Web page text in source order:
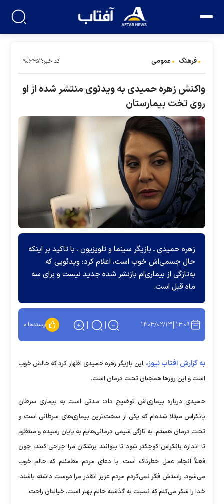
فرهنگ عمومی کد خبر:۹۰۶۴۵۲
واکنش زهره حمیدی به ویدئوی منتشر شده از او
روی تخت بیمارستان
زهره حمیدی ـ بازیگر سینما و تلویزیون ـ با تاکید بر اینکه
حال جسمی‌اش خوب است، اعلام کرد: ویدئویی که
به‌تازگی از بیماری‌ام بازنشر شده جدید نیست و برای سه
ماه قبل است.
۱۳:۰۹ ۱۴۰۳/۰۲/۱۳ پسندها:۰
به گزارش آفتاب نیوز، این بازیگر زهره حمیدی اظهار کرد که حالش خوب
است و این روز‌ها همچنان تحت درمان است.
حمیدی درباره بیماری‌اش توضیح داد: مدتی است به بیماری سرطان
پانکراس مبتلا شده‌ام که یکی از سخت‌ترین بیماری‌های سرطانی است و
تحت درمان هستم. به تازگی شیمی درمانی‌هایم به پایان رسیده و منتظرم
تا اندازه پانکراس کوچکتر شود تا بتوانند پزشکان مرا جراحی کنند، چون
فعلاً انجام عمل خطرناک است. با دعای مردم مطمئنم که حالم خوب
می‌شود. راستش فکر نمی‌کردم مردم عزیز انقدر مرا دوست داشته باشند.
خدا را شکر می‌کنم که نسبت به گذشته حالم بهتر است. خیالتان راحت.